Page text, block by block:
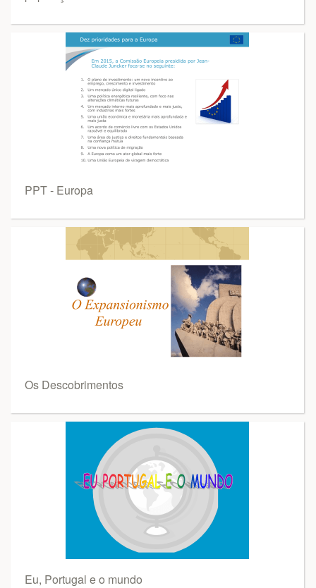
PPT - Europa
Os Descobrimentos
Eu, Portugal e o mundo